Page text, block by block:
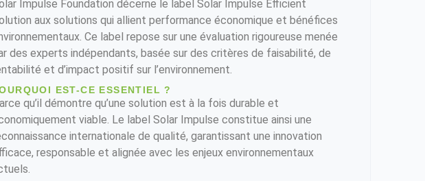
Impulse Foundation décerne le label Solar Impulse Efficient
aux solutions qui allient performance économique et bénéfices
Ce label repose sur une évaluation rigoureuse menée
des experts indépendants, basée sur des critères de faisabilité, de
et d’impact positif sur l’environnement.
EST-CE ESSENTIEL ?
qu’il démontre qu’une solution est à la fois durable et
viable. Le label Solar Impulse constitue ainsi une
internationale de qualité, garantissant une innovation
responsable et alignée avec les enjeux environnementaux